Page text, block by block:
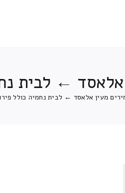
← לבית
מעין אלאסד ← לבית נחמיה כולל